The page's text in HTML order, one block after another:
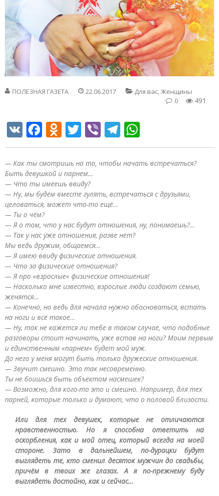
ПОЛЕЗНАЯ ГАЗЕТА 22.06.2017 Для вас, Женщины
491
0
VK Facebook
Odnoklassniki
Twitter
ViberTelegram
— Как ты смотришь на то, чтобы начать встречаться?
Быть девушкой и парнем…
— Что ты имеешь ввиду?
— Ну, мы будем вместе гулять, встречаться с друзьями,
целоваться, может что-то ещё…
— Ты о чём?
— Я о том, что у нас будут отношения, ну, понимаешь?…
— Так у нас уже отношения, разве нет?
Мы ведь дружим, общаемся…
— Я имею ввиду физические отношения.
— Что за физические отношения?
— Я про «взрослые» физические отношения!
— Насколько мне известно, взрослые люди создают семью,
женятся…
— Конечно, но ведь для начала нужно обосноваться, встать
на ноги и всё такое…
— Ну, так не кажется ли тебе в таком случае, что подобные
разговоры стоит начинать, уже встав на ноги? Моим первым
и единственным «парнем» будет мой муж.
До него у меня могут быть только дружеские отношения.
— Звучит смешно. Это так несовременно.
Ты не боишься быть объектом насмешек?
— Возможно, для кого-то это и смешно. Например, для тех
парней, которые только и думают, что о половой близости.
Или для тех девушек, которые не отличаются
нравственностью. Но я способна ответить на
оскорбления, как и мой отец, который всегда на моей
стороне. Зато в дальнейшем, по-дурацки будут
выглядеть те, кто сменил десяток мужчин до свадьбы,
причём в твоих же глазах. А я по-прежнему буду
выглядеть достойно, как и сейчас…